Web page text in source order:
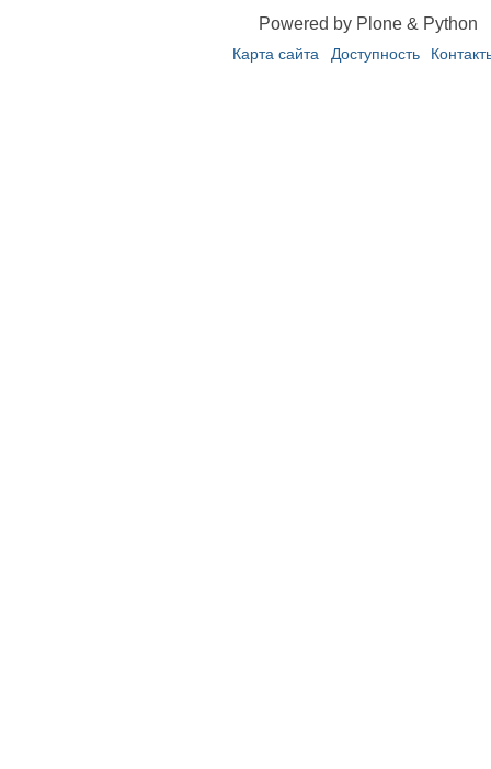
Powered by Plone & Python
Карта сайта Доступность